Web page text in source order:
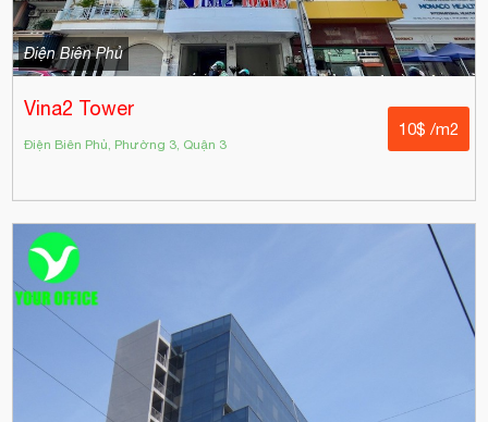
Điện Biên Phủ
Vina2 Tower
Điện Biên Phủ, Phường 3, Quận 3
10$ /m2